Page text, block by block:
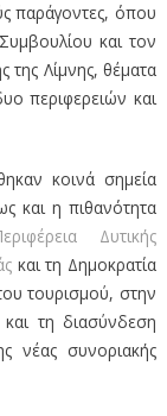
παράγοντες, όπου
και τον
της Λίμνης, θέματα
περιφερειών και
κοινά σημεία
και η πιθανότητα
Δυτικής
και τη Δημοκρατία
τουρισμού, στην
τη διασύνδεση
νέας συνοριακής